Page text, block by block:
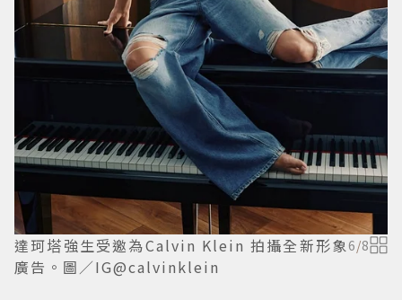
達珂塔強生受邀為Calvin Klein 拍攝全新形象
廣告。圖／IG@calvinklein
6/8